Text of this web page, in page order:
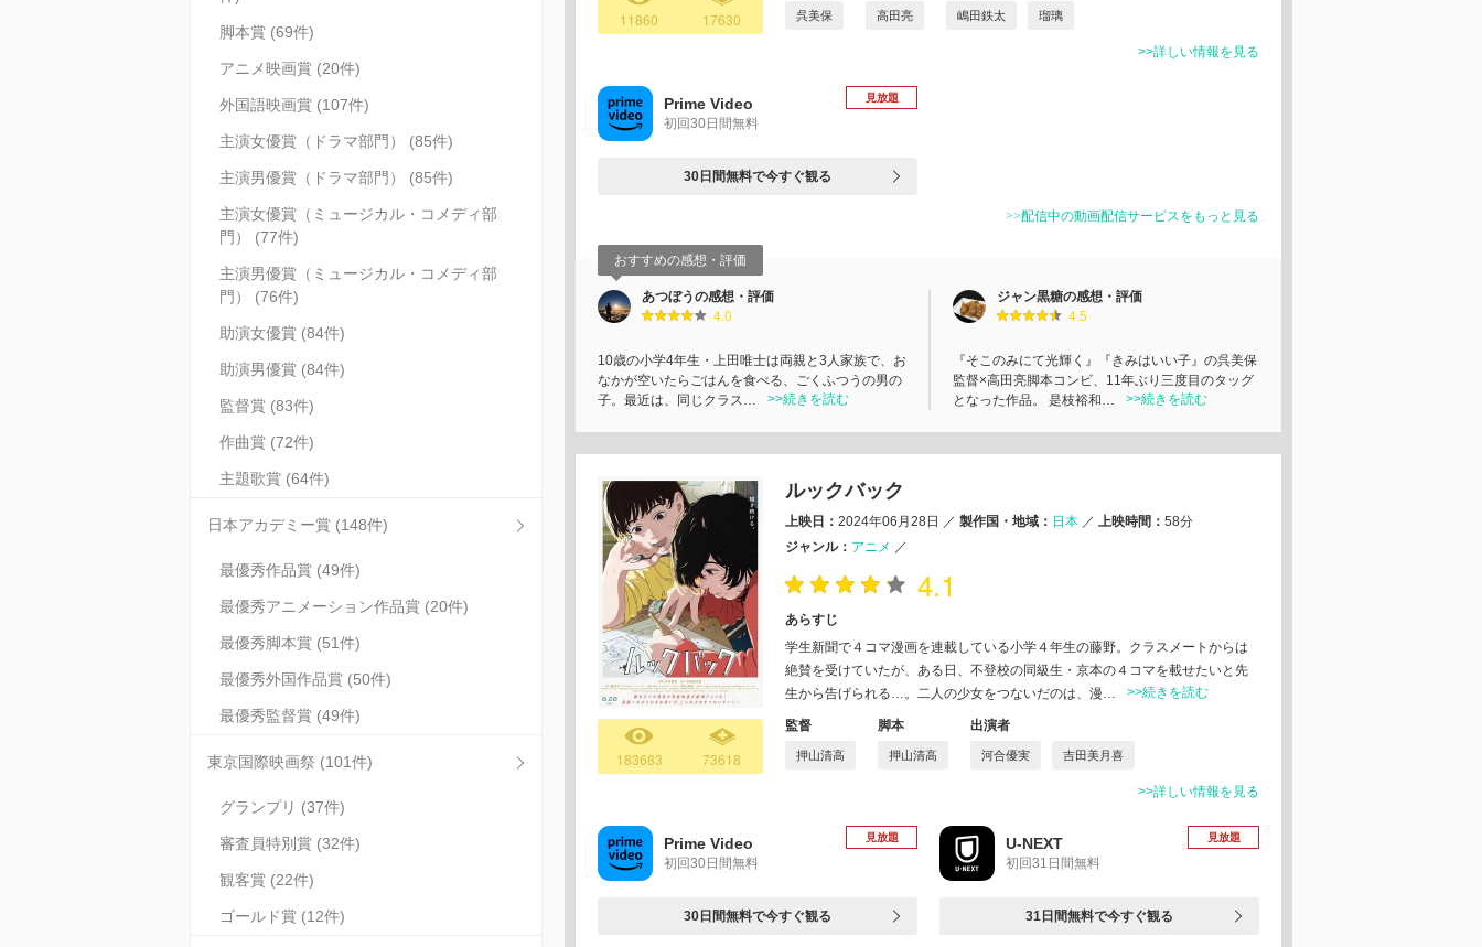
脚本賞 (69件)
アニメ映画賞 (20件)
外国語映画賞 (107件)
主演女優賞（ドラマ部門） (85件)
主演男優賞（ドラマ部門） (85件)
主演女優賞（ミュージカル・コメディ部
門） (77件)
主演男優賞（ミュージカル・コメディ部
門） (76件)
助演女優賞 (84件)
助演男優賞 (84件)
監督賞 (83件)
作曲賞 (72件)
主題歌賞 (64件)
日本アカデミー賞 (148件)
最優秀作品賞 (49件)
最優秀アニメーション作品賞 (20件)
最優秀脚本賞 (51件)
最優秀外国作品賞 (50件)
最優秀監督賞 (49件)
東京国際映画祭 (101件)
グランプリ (37件)
審査員特別賞 (32件)
観客賞 (22件)
ゴールド賞 (12件)
11860 17630 呉美保 高田亮 嶋田鉄太 瑠璃
>>詳しい情報を見る
Prime Video
初回30日間無料
見放題
30日間無料で今すぐ観る
>>配信中の動画配信サービスをもっと見る
おすすめの感想・評価
あつぼうの感想・評価
4.0
10歳の小学4年生・上田唯士は両親と3人家族で、お
なかが空いたらごはんを食べる、ごくふつうの男の
子。最近は、同じクラス…
>>続きを読む
ジャン黒糖の感想・評価
4.5
『そこのみにて光輝く』『きみはいい子』の呉美保
監督×高田亮脚本コンビ、11年ぶり三度目のタッグ
となった作品。 是枝裕和…
>>続きを読む
183683 73618
ルックバック
上映日： 2024年06月28日 ／ 製作国・地域： 日本 ／ 上映時間： 58分
ジャンル： アニメ ／
4.1
あらすじ
学生新聞で４コマ漫画を連載している小学４年生の藤野。クラスメートからは
絶賛を受けていたが、ある日、不登校の同級生・京本の４コマを載せたいと先
生から告げられる…。二人の少女をつないだのは、漫…
>>続きを読む
監督
押山清高
脚本
押山清高
出演者
河合優実 吉田美月喜
>>詳しい情報を見る
Prime Video
初回30日間無料
見放題
30日間無料で今すぐ観る
U-NEXT
初回31日間無料
見放題
31日間無料で今すぐ観る